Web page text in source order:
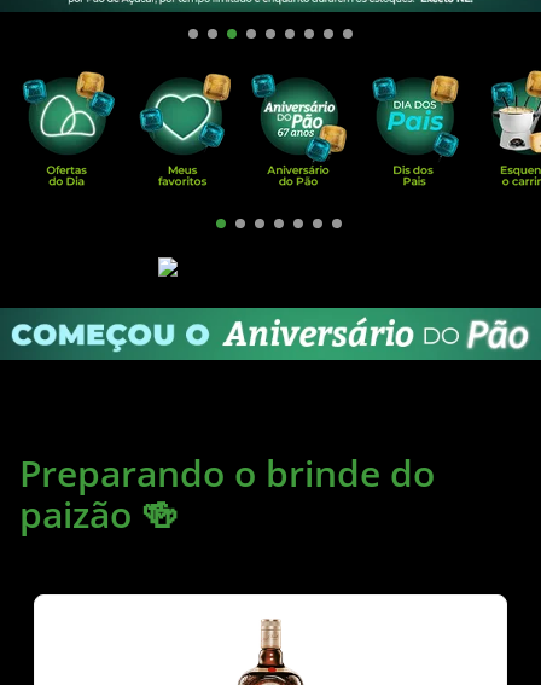
Preparando o brinde do
paizão 🍻